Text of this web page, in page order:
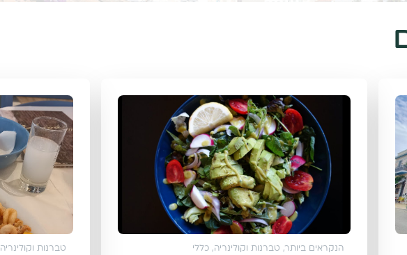
הנקראים ביותר, טברנות וקולינריה, כללי טברנות וקולינריה